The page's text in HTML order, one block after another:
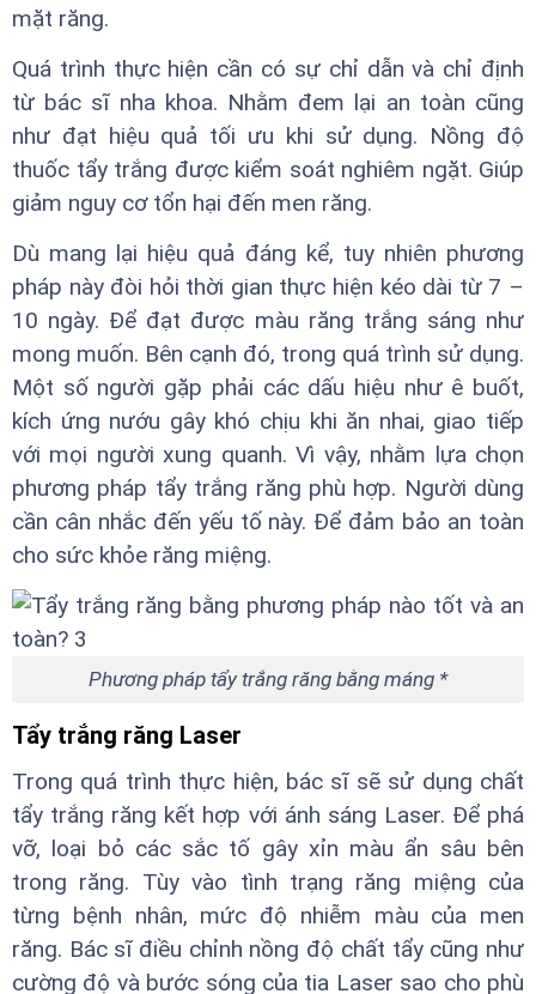
mặt răng.
Quá trình thực hiện cần có sự chỉ dẫn và chỉ định
từ bác sĩ nha khoa. Nhằm đem lại an toàn cũng
như đạt hiệu quả tối ưu khi sử dụng. Nồng độ
thuốc tẩy trắng được kiểm soát nghiêm ngặt. Giúp
giảm nguy cơ tổn hại đến men răng.
Dù mang lại hiệu quả đáng kể, tuy nhiên phương
pháp này đòi hỏi thời gian thực hiện kéo dài từ 7 –
10 ngày. Để đạt được màu răng trắng sáng như
mong muốn. Bên cạnh đó, trong quá trình sử dụng.
Một số người gặp phải các dấu hiệu như ê buốt,
kích ứng nướu gây khó chịu khi ăn nhai, giao tiếp
với mọi người xung quanh. Vì vậy, nhằm lựa chọn
phương pháp tẩy trắng răng phù hợp. Người dùng
cần cân nhắc đến yếu tố này. Để đảm bảo an toàn
cho sức khỏe răng miệng.
Phương pháp tẩy trắng răng bằng máng *
Tẩy trắng răng Laser
Trong quá trình thực hiện, bác sĩ sẽ sử dụng chất
tẩy trắng răng kết hợp với ánh sáng Laser. Để phá
vỡ, loại bỏ các sắc tố gây xỉn màu ẩn sâu bên
trong răng. Tùy vào tình trạng răng miệng của
từng bệnh nhân, mức độ nhiễm màu của men
răng. Bác sĩ điều chỉnh nồng độ chất tẩy cũng như
cường độ và bước sóng của tia Laser sao cho phù